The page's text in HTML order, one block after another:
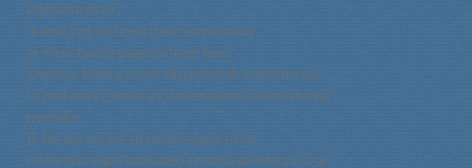
telefonisch met u.
Ik steek veel tijd in een goede voorbereiding
en wil de familie graag een beetje leren
kennen en horen wat voor een persoon de overledene was.
In goed overleg maken we dan een passende keuze uit mijn
repertoire.
Ik kan ook een lied op verzoek zingen (als ik
het me maar eigen kan maken) en indien gewenst pas ik de